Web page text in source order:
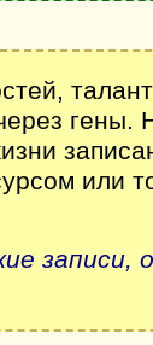
или
записи,